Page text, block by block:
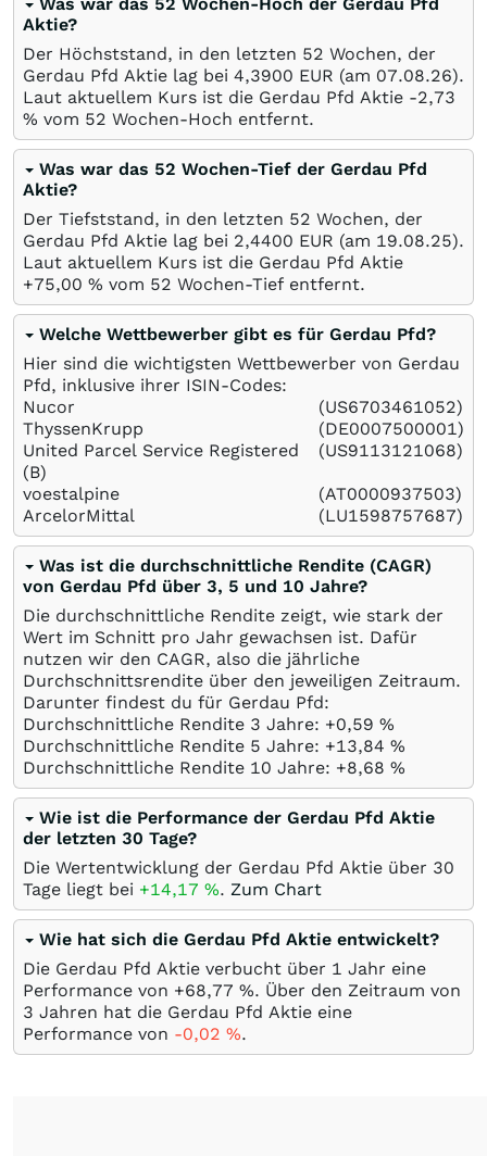
Aktie?
Der Höchststand, in den letzten 52 Wochen, der
Gerdau Pfd Aktie lag bei 4,3900 EUR (am 07.08.26).
Laut aktuellem Kurs ist die Gerdau Pfd Aktie -2,73
% vom 52 Wochen-Hoch entfernt.
Was war das 52 Wochen-Tief der Gerdau Pfd
Aktie?
Der Tiefststand, in den letzten 52 Wochen, der
Gerdau Pfd Aktie lag bei 2,4400 EUR (am 19.08.25).
Laut aktuellem Kurs ist die Gerdau Pfd Aktie
+75,00 % vom 52 Wochen-Tief entfernt.
Welche Wettbewerber gibt es für Gerdau Pfd?
Hier sind die wichtigsten Wettbewerber von Gerdau
Pfd, inklusive ihrer ISIN-Codes:
Nucor
(US6703461052)
ThyssenKrupp
(DE0007500001)
United Parcel Service Registered
(B)
(US9113121068)
voestalpine
(AT0000937503)
ArcelorMittal
(LU1598757687)
Was ist die durchschnittliche Rendite (CAGR)
von Gerdau Pfd über 3, 5 und 10 Jahre?
Die durchschnittliche Rendite zeigt, wie stark der
Wert im Schnitt pro Jahr gewachsen ist. Dafür
nutzen wir den CAGR, also die jährliche
Durchschnittsrendite über den jeweiligen Zeitraum.
Darunter findest du für Gerdau Pfd:
Durchschnittliche Rendite 3 Jahre: +0,59 %
Durchschnittliche Rendite 5 Jahre: +13,84 %
Durchschnittliche Rendite 10 Jahre: +8,68 %
Wie ist die Performance der Gerdau Pfd Aktie
der letzten 30 Tage?
Die Wertentwicklung der Gerdau Pfd Aktie über 30
Tage liegt bei +14,17 %. Zum Chart
Wie hat sich die Gerdau Pfd Aktie entwickelt?
Die Gerdau Pfd Aktie verbucht über 1 Jahr eine
Performance von +68,77 %. Über den Zeitraum von
3 Jahren hat die Gerdau Pfd Aktie eine
Performance von -0,02 %.